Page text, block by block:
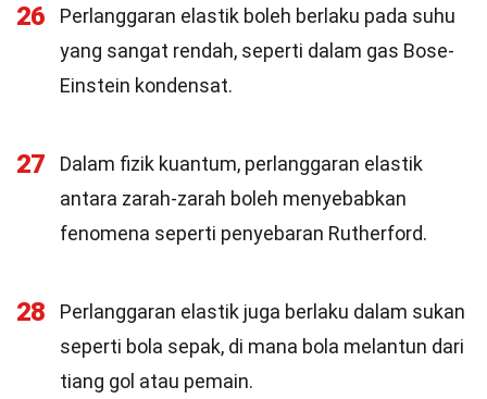
26
Perlanggaran elastik boleh berlaku pada suhu
yang sangat rendah, seperti dalam gas Bose-
Einstein kondensat.
27
Dalam fizik kuantum, perlanggaran elastik
antara zarah-zarah boleh menyebabkan
fenomena seperti penyebaran Rutherford.
28
Perlanggaran elastik juga berlaku dalam sukan
seperti bola sepak, di mana bola melantun dari
tiang gol atau pemain.